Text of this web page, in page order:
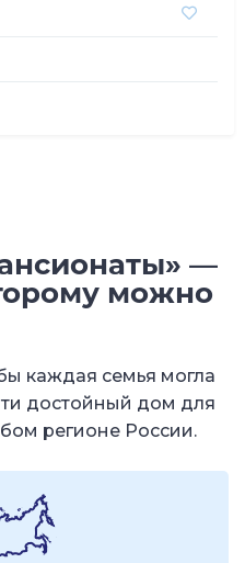
—
можно
каждая семья могла
достойный дом для
регионе России.